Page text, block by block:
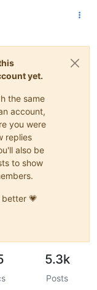
yet.
the same
account,
you were
replies
also be
to show
💗
5.3k
Posts